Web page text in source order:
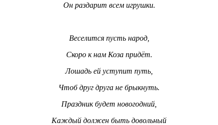
Он раздарит всем игрушки.
Веселится пусть народ,
Скоро к нам Коза придёт.
Лошадь ей уступит путь,
Чтоб друг друга не брыкнуть.
Праздник будет новогодний,
Каждый должен быть довольный